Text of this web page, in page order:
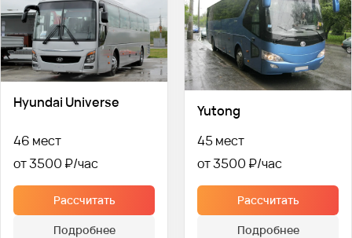
Hyundai Universe
46 мест
от 3500 ₽
Рассчитать
Подробнее
Yutong
45 мест
от 3500 ₽
Рассчитать
Подробнее